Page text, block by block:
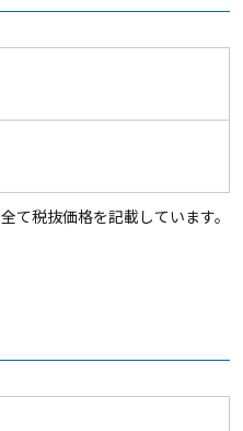
税抜価格を記載しています。